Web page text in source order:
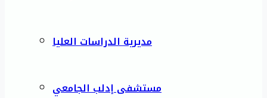
مديرية الدراسات العليا
مستشفى إدلب الجامعي